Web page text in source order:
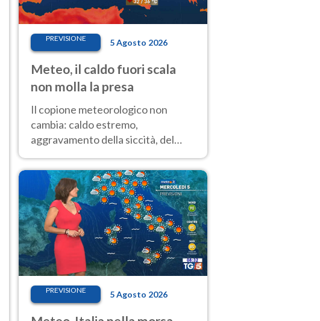
PREVISIONE 5 Agosto 2026
Meteo, il caldo fuori scala
non molla la presa
Il copione meteorologico non
cambia: caldo estremo,
aggravamento della siccità, del
calore. Nessun cambiamento fino
Ferragosto
PREVISIONE 5 Agosto 2026